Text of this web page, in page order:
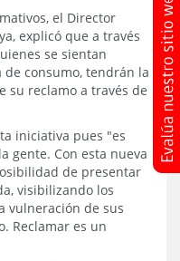
el Director
explicó que a través
se sientan
consumo, tendrán la
su reclamo a través de
iniciativa pues "es
gente. Con esta nueva
de presentar
visibilizando los
vulneración de sus
Reclamar es un